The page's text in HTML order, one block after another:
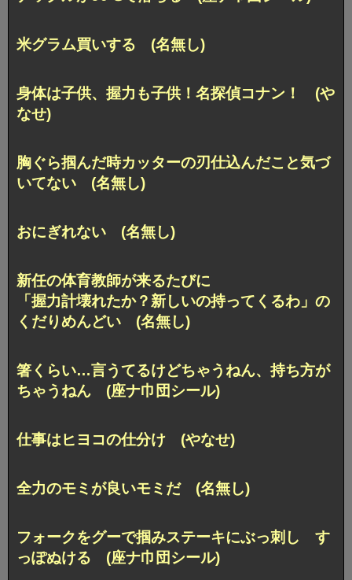
米グラム買いする (名無し)
身体は子供、握力も子供！名探偵コナン！ (や
なせ)
胸ぐら掴んだ時カッターの刃仕込んだこと気づ
いてない (名無し)
おにぎれない (名無し)
新任の体育教師が来るたびに
「握力計壊れたか？新しいの持ってくるわ」の
くだりめんどい (名無し)
箸くらい…言うてるけどちゃうねん、持ち方が
ちゃうねん (座ナ巾団シール)
仕事はヒヨコの仕分け (やなせ)
全力のモミが良いモミだ (名無し)
フォークをグーで掴みステーキにぶっ刺し す
っぽぬける (座ナ巾団シール)